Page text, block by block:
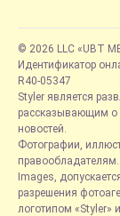
© 2026 LLC «UBT
Идентификатор
R40-05347
Styler является
рассказывающим о
новостей.
Фотографии,
Images,
разрешения
логотипом «Styler»